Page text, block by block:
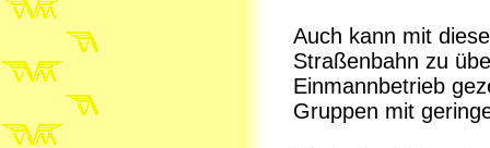
Auch kann mit
Straßenbahn zu
Einmannbetrieb
Gruppen mit